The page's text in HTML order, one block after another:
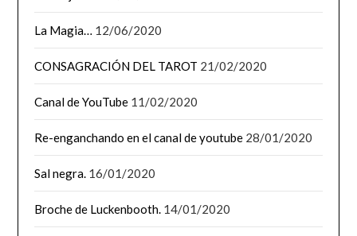
La Magia… 12/06/2020
CONSAGRACIÓN DEL TAROT 21/02/2020
Canal de YouTube 11/02/2020
Re-enganchando en el canal de youtube 28/01/2020
Sal negra. 16/01/2020
Broche de Luckenbooth. 14/01/2020